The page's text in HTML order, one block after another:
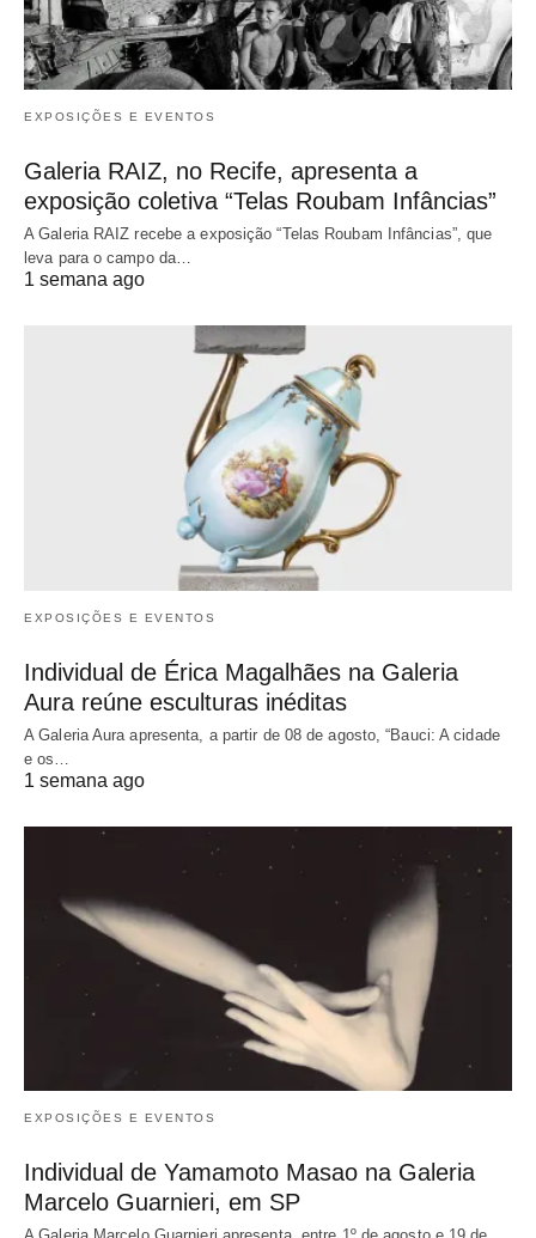
EXPOSIÇÕES E EVENTOS
Galeria RAIZ, no Recife, apresenta a
exposição coletiva “Telas Roubam Infâncias”
A Galeria RAIZ recebe a exposição “Telas Roubam Infâncias”, que
leva para o campo da…
1 semana ago
EXPOSIÇÕES E EVENTOS
Individual de Érica Magalhães na Galeria
Aura reúne esculturas inéditas
A Galeria Aura apresenta, a partir de 08 de agosto, “Bauci: A cidade
e os…
1 semana ago
EXPOSIÇÕES E EVENTOS
Individual de Yamamoto Masao na Galeria
Marcelo Guarnieri, em SP